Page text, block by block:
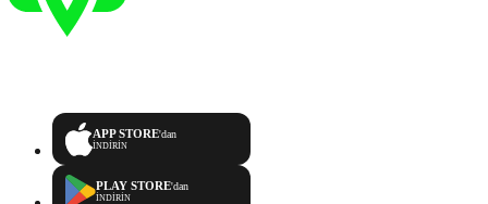
APP STORE'dan
İNDİRİN
PLAY STORE'dan
İNDİRİN